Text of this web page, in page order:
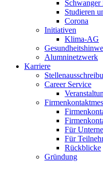
Studieren
Corona
Initiativen
Klima-AG
Alumninetzwerk
Karriere
Career Service
Für
Für
Rückblicke
Gründung